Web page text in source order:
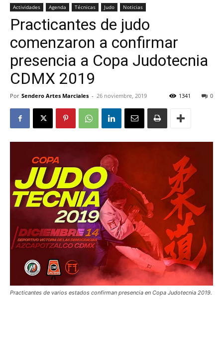
Actividades Agenda Técnicas Judo Noticias
Practicantes de judo
comenzaron a confirmar
presencia a Copa Judotecnia
CDMX 2019
Por Sendero Artes Marciales - 26 noviembre, 2019 0
1341
Practicantes de varios estados confirman presencia en Copa Judotecnia 2019.